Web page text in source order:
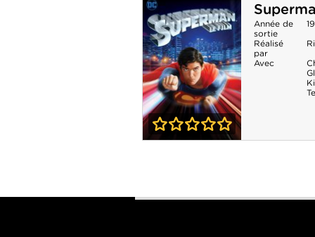
femme de la nuit
Année de
sortie
Réalisé
par
Avec